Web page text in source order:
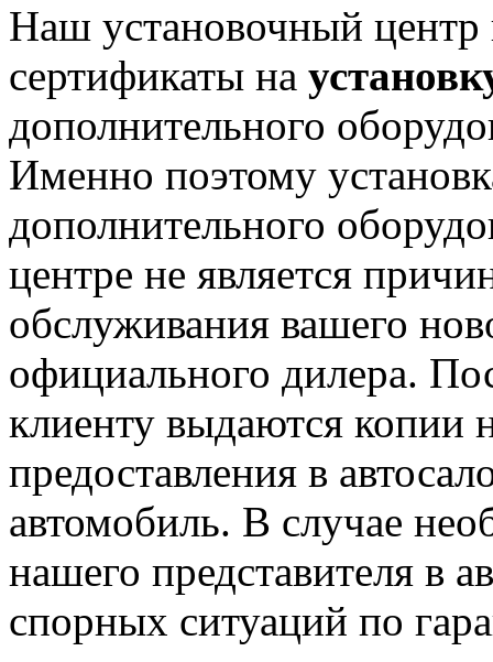
Наш установочный центр
сертификаты на
дополнительного
Именно поэтому
дополнительного
центре не является
обслуживания вашего
официального дилера.
клиенту выдаются копии
предоставления в
автомобиль. В случае
нашего представителя в
спорных ситуаций по